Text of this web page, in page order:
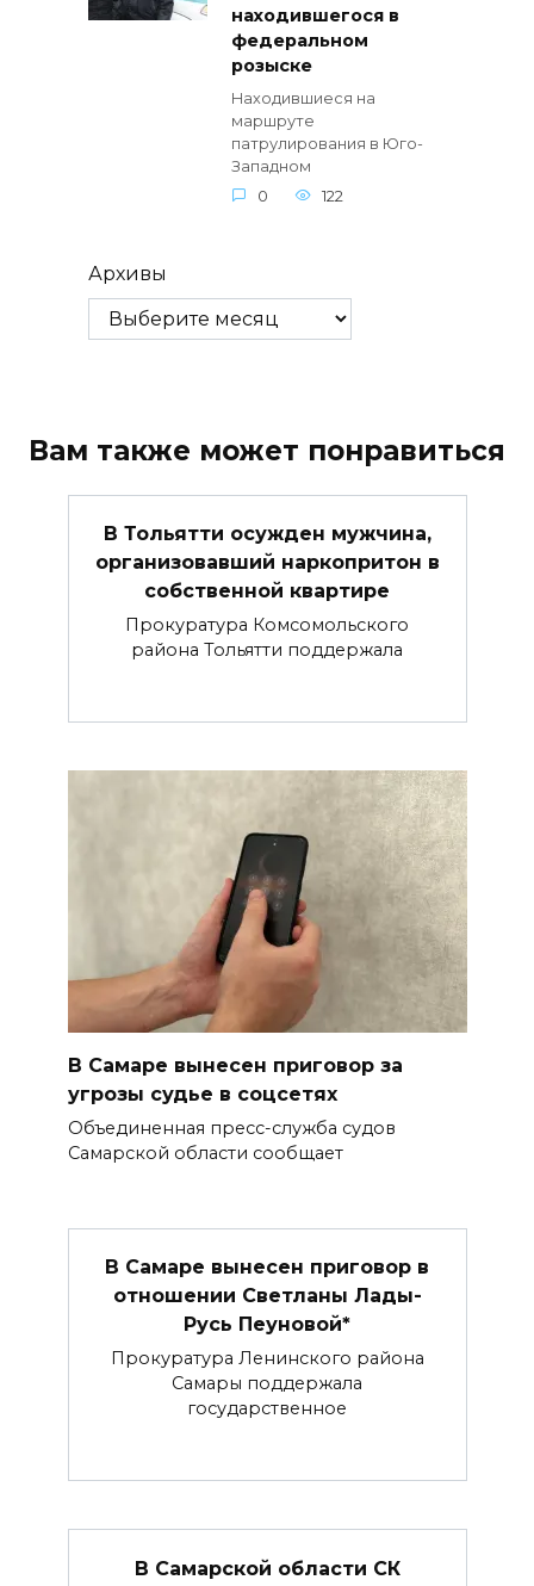
находившегося в
федеральном
розыске
Находившиеся на
маршруте
патрулирования в Юго-
Западном
0
122
Архивы
Вам также может понравиться
В Тольятти осужден мужчина,
организовавший наркопритон в
собственной квартире
Прокуратура Комсомольского
района Тольятти поддержала
В Самаре вынесен приговор за
угрозы судье в соцсетях
Объединенная пресс-служба судов
Самарской области сообщает
В Самаре вынесен приговор в
отношении Светланы Лады-
Русь Пеуновой*
Прокуратура Ленинского района
Самары поддержала
государственное
В Самарской области СК